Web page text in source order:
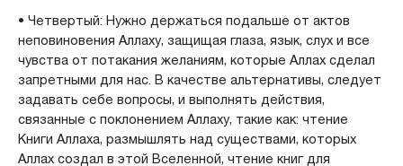
• Четвертый: Нужно держаться подальше от актов
неповиновения Аллаху, защищая глаза, язык, слух и все
чувства от потакания желаниям, которые Аллах сделал
запретными для нас. В качестве альтернативы, следует
задавать себе вопросы, и выполнять действия,
связанные с поклонением Аллаху, такие как: чтение
Книги Аллаха, размышлять над существами, которых
Аллах создал в этой Вселенной, чтение книг для